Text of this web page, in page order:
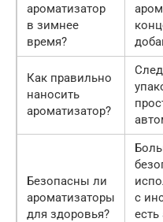
ароматизатор
в зимнее
время?
Как правильно
наносить
ароматизатор?
Безопасны ли
ароматизаторы
для здоровья?
с
есть